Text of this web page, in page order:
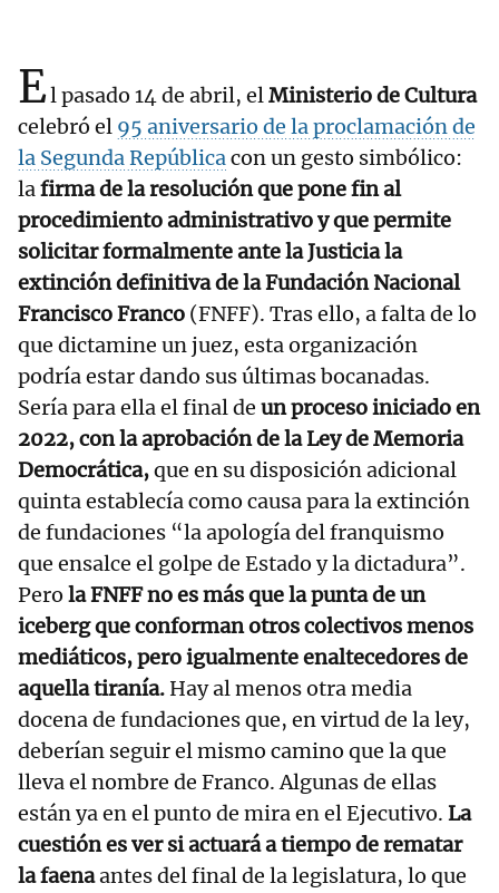
El pasado 14 de abril, elMinisterio de Cultura
celebró el 95 aniversario de la proclamación de
la Segunda Repúblicacon un gesto simbólico:
lafirma de la resolución que pone fin al
procedimiento administrativo y que permite
solicitar formalmente ante la Justicia la
extinción definitiva de la Fundación Nacional
Francisco Franco (FNFF). Tras ello, a falta de lo
que dictamine un juez, esta organización
podría estar dando sus últimas bocanadas.
Sería para ella el final de un proceso iniciado en
2022, con la aprobación de la Ley de Memoria
Democrática,que en su disposición adicional
quinta establecía como causa para la extinción
de fundaciones “la apología del franquismo
que ensalce el golpe de Estado y la dictadura”.
Pero la FNFF no es más que la punta de un
iceberg que conforman otros colectivos menos
mediáticos, pero igualmente enaltecedores de
aquella tiranía. Hay al menos otra media
docena de fundaciones que, en virtud de la ley,
deberían seguir el mismo camino que la que
lleva el nombre de Franco. Algunas de ellas
están ya en el punto de mira en el Ejecutivo. La
cuestión es ver si actuará a tiempo de rematar
la faenaantes del final de la legislatura, lo que